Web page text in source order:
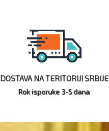
DOSTAVA NA TERITORIJI SRBIJE
Rok isporuke 3-5 dana